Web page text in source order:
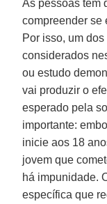
As pessoas têm
compreender se
Por isso, um
considerados
ou estudo
vai produzir o
esperado pela
importante:
inicie aos 18
jovem que
há impunidade.
específica que